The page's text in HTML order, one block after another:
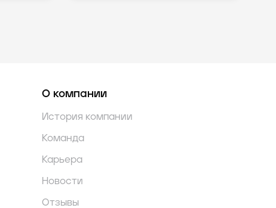
О компании
История компании
Команда
Карьера
Новости
Отзывы